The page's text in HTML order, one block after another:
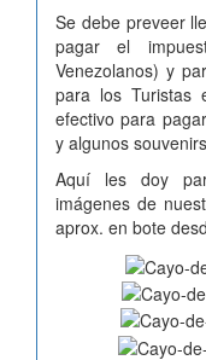
Se debe preveer
pagar el
Venezolanos) y
para los Turistas
efectivo para
y algunos
Aquí les doy
imágenes de
aprox. en bote